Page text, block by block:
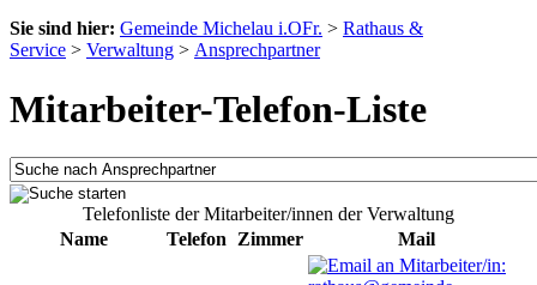
Sie sind hier: Gemeinde Michelau i.OFr. > Rathaus &
Service > Verwaltung > Ansprechpartner
Mitarbeiter-Telefon-Liste
Telefonliste der Mitarbeiter/innen der Verwaltung
Name
Telefon Zimmer Mail